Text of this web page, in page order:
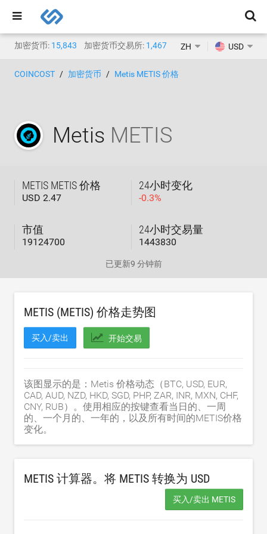
加密货币: 15,843 加密货币交易所: 1,467 ZH USD
COINCOST 加密货币 Metis METIS 价格
Metis METIS
METIS METIS 价格
USD 2.47
24小时变化
-0.3%
市值
19124700
24小时交易量
1443830
已更新9 分钟前
METIS (METIS) 价格走势图
买入/卖出 开始交易
该图显示的是：Metis 价格动态（BTC, USD, EUR,
CAD, AUD, NZD, HKD, SGD, PHP, ZAR, INR, MXN, CHF,
CNY, RUB）。使用相应的按键查看当日的、一周
的、一个月的、一年的，以及所有时间的METIS价格
变化。
METIS 计算器。将 METIS 转换为 USD
买入/卖出 METIS